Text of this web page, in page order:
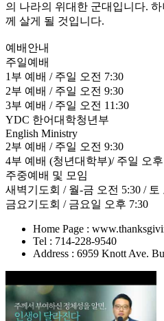
의 나라의 위대한 군대입니다.
께 살게 될 것입니다.
예배안내
주일예배
1부 예배 / 주일 오전 7:30
2부 예배 / 주일 오전 9:30
3부 예배 / 주일 오전 11:30
YDC 한어대학청년부
English Ministry
2부 예배 / 주일 오전 9:30
4부 예배 (청년대학부)/ 주일 오후
주중예배 및 모임
새벽기도회 / 월-금 오전 5:30 / 토
금요기도회 / 금요일 오후 7:30
Home Page :
Tel : 714-228-9540
Address : 6959 Knott Ave.